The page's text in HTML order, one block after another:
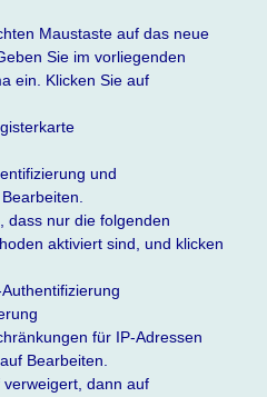
Maustaste auf das neue
Sie im vorliegenden
ein. Klicken Sie auf
und
dass nur die folgenden
aktiviert sind, und klicken
für IP-Adressen
Bearbeiten.
dann auf